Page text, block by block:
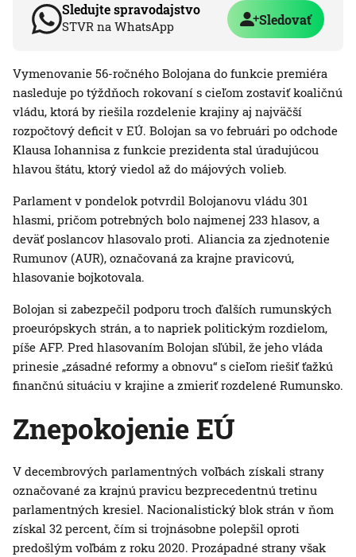
Sledujte spravodajstvo
STVR na WhatsApp Sledovať
Vymenovanie 56-ročného Bolojana do funkcie premiéra
nasleduje po týždňoch rokovaní s cieľom zostaviť koaličnú
vládu, ktorá by riešila rozdelenie krajiny aj najväčší
rozpočtový deficit v EÚ. Bolojan sa vo februári po odchode
Klausa Iohannisa z funkcie prezidenta stal úradujúcou
hlavou štátu, ktorý viedol až do májových volieb.
Parlament v pondelok potvrdil Bolojanovu vládu 301
hlasmi, pričom potrebných bolo najmenej 233 hlasov, a
deväť poslancov hlasovalo proti. Aliancia za zjednotenie
Rumunov (AUR), označovaná za krajne pravicovú,
hlasovanie bojkotovala.
Bolojan si zabezpečil podporu troch ďalších rumunských
proeurópskych strán, a to napriek politickým rozdielom,
píše AFP. Pred hlasovaním Bolojan sľúbil, že jeho vláda
prinesie „zásadné reformy a obnovu“ s cieľom riešiť ťažkú
finančnú situáciu v krajine a zmieriť rozdelené Rumunsko.
Znepokojenie EÚ
V decembrových parlamentných voľbách získali strany
označované za krajnú pravicu bezprecedentnú tretinu
parlamentných kresiel. Nacionalistický blok strán v ňom
získal 32 percent, čím si trojnásobne polepšil oproti
predošlým voľbám z roku 2020. Prozápadné strany však